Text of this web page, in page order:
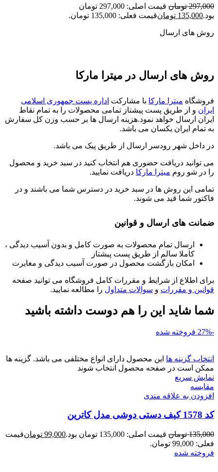
297,000 تومان
قیمت اصلی: 297,000 تومان
بود.135,000 تومانقیمت فعلی: 135,000 تومان.
روش های ارسال
روش های ارسال در میترا مارکا
فروشگاه میترا مارکا با مشارکت اداره پست جمهوری اسلامی
ایران و از طریق پست پیشتاز تمامی محصولات را به تمام نقاط
ایران ارسال خواهد نمود.هزینه ارسال ها بر حسب وزن کل سفارش
به تمام ایران یکسان می باشد.
در داخل شهر رودسر ارسال از طریق پیک می باشد.
می توانید دریافت حضوری هم انتخاب کنید در سبد خرید و محصول
را در شو روم میترا مارکا دریافت نمایید.
تمامی این روش ها در سبد خرید در دسترس شما می باشند و در
فاکتور شما قید می شوند.
ضمانت های ارسال و قوانین
ارسال تمام محصولات به صورت کامل و بدون آسیب دیدگی ،
کاملا سالم از طریق پست پیشتاز
امکان بازگشت محصول در صورت آسیب دیدگی و مغایرت
برای اطلاع از شرایط و مقررات کامل فروشگاه می توانید صفحه
قوانین و مقررات و سوالات متداول را مطالعه نمایید.
شما شاید این را هم دوست داشته باشید
-27% فروخته شده
انتخاب گزینه ها این محصول دارای انواع مختلفی می باشد. گزینه ها
ممکن است در صفحه محصول انتخاب شوند
نمایش سریع
مقايسه
افزودن به علاقه مندی
کد 1578 کیف دستی دوشی مدل کاترین
135,000 تومان قیمت اصلی: 135,000 تومان بود. 99,000 تومانقیمت
فعلی: 99,000 تومان.
فروخته شده